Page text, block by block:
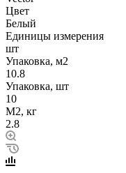
Цвет
Белый
Единицы измерения
шт
Упаковка, м2
10.8
Упаковка, шт
10
М2, кг
2.8